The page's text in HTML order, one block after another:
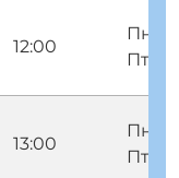
12:00
Пнд
Птн
13:00
Пнд
Птн